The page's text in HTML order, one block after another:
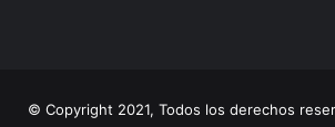
© Copyright 2021, Todos los derechos